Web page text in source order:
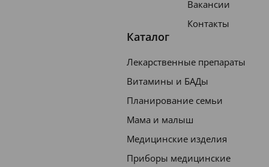
Вакансии
Контакты
Каталог
Лекарственные препараты
Витамины и БАДы
Планирование семьи
Мама и малыш
Медицинские изделия
Приборы медицинские